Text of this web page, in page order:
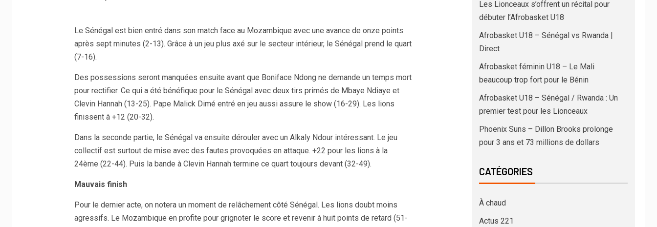
Le Sénégal est bien entré dans son match face au Mozambique avec une avance de onze points
après sept minutes (2-13). Grâce à un jeu plus axé sur le secteur intérieur, le Sénégal prend le quart
(7-16).
Des possessions seront manquées ensuite avant que Boniface Ndong ne demande un temps mort
pour rectifier. Ce qui a été bénéfique pour le Sénégal avec deux tirs primés de Mbaye Ndiaye et
Clevin Hannah (13-25). Pape Malick Dimé entré en jeu aussi assure le show (16-29). Les lions
finissent à +12 (20-32).
Dans la seconde partie, le Sénégal va ensuite dérouler avec un Alkaly Ndour intéressant. Le jeu
collectif est surtout de mise avec des fautes provoquées en attaque. +22 pour les lions à la
24ème (22-44). Puis la bande à Clevin Hannah termine ce quart toujours devant (32-49).
Mauvais finish
Pour le dernier acte, on notera un moment de relâchement côté Sénégal. Les lions doubt moins
agressifs. Le Mozambique en profite pour grignoter le score et revenir à huit points de retard (51-
Les Lionceaux s’offrent un récital pour
débuter l’Afrobasket U18
Afrobasket U18 – Sénégal vs Rwanda |
Direct
Afrobasket féminin U18 – Le Mali
beaucoup trop fort pour le Bénin
Afrobasket U18 – Sénégal / Rwanda : Un
premier test pour les Lionceaux
Phoenix Suns – Dillon Brooks prolonge
pour 3 ans et 73 millions de dollars
CATÉGORIES
À chaud
Actus 221